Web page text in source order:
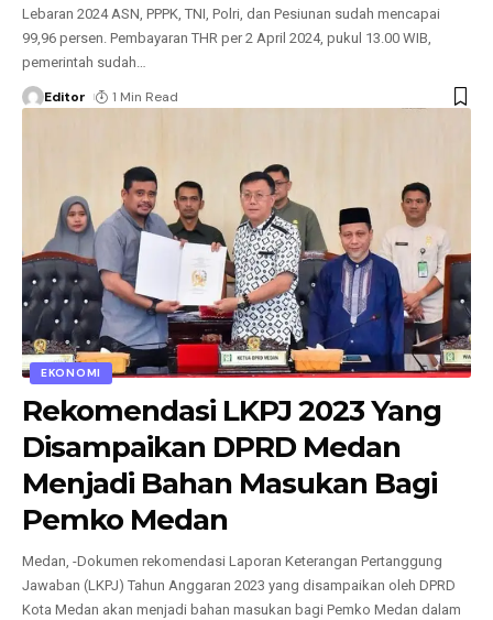
Lebaran 2024 ASN, PPPK, TNI, Polri, dan Pesiunan sudah mencapai
99,96 persen. Pembayaran THR per 2 April 2024, pukul 13.00 WIB,
pemerintah sudah…
Editor 1 Min Read
EKONOMI
Rekomendasi LKPJ 2023 Yang
Disampaikan DPRD Medan
Menjadi Bahan Masukan Bagi
Pemko Medan
Medan, -Dokumen rekomendasi Laporan Keterangan Pertanggung
Jawaban (LKPJ) Tahun Anggaran 2023 yang disampaikan oleh DPRD
Kota Medan akan menjadi bahan masukan bagi Pemko Medan dalam